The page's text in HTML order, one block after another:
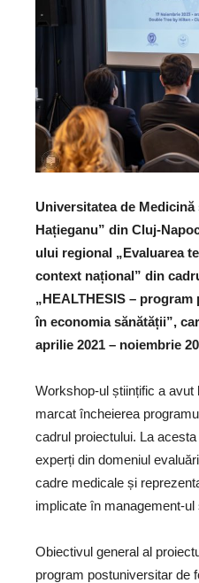
Universitatea de
Hațieganu” din Cluj-
ului regional „Evaluarea
context național” din
„HEALTHESIS –
în economia sănătății”,
aprilie 2021 – noiembrie
Workshop-ul științific a avut
marcat încheierea
cadrul proiectului. La
experți din domeniul
cadre medicale și
implicate în management-
Obiectivul general al
program postuniversitar de